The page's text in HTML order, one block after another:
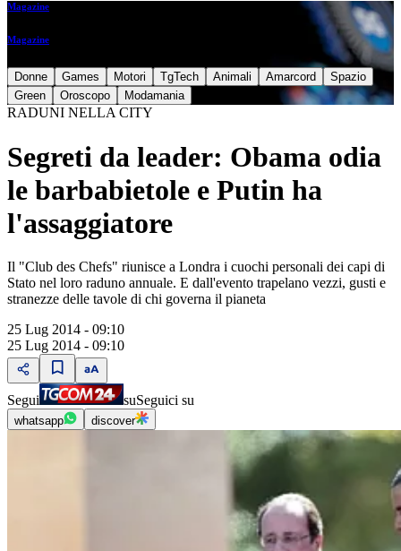
Magazine
Magazine
Donne Games Motori TgTech Animali Amarcord
Spazio
Green
Oroscopo Modamania
RADUNI NELLA CITY
Segreti da leader: Obama odia
le barbabietole e Putin ha
l'assaggiatore
Il "Club des Chefs" riunisce a Londra i cuochi personali dei capi di
Stato nel loro raduno annuale. E dall'evento trapelano vezzi, gusti e
stranezze delle tavole di chi governa il pianeta
25 Lug 2014 - 09:10
25 Lug 2014 - 09:10
Segui suSeguici su
whatsapp discover